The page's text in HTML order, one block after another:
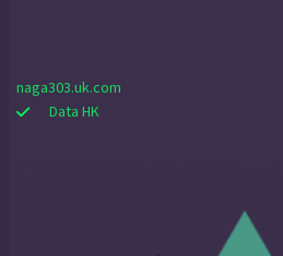
naga303.uk.com
Data HK